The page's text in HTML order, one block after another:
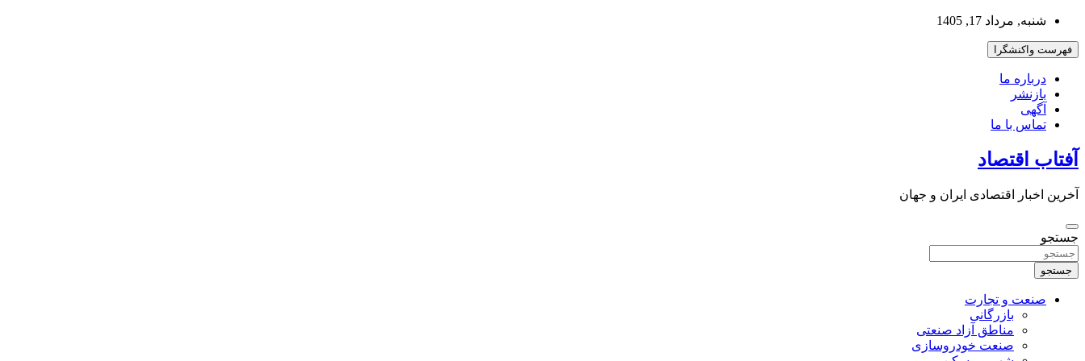
بروید
شنبه, مرداد 17, 1405
فهرست واکنشگرا
درباره ما
بازنشر
آگهی
تماس با ما
آفتاب اقتصاد
آخرین اخبار اقتصادی ایران و جهان
جستجو
جستجو
صنعت و تجارت
بازرگانی
مناطق آزاد صنعتی
صنعت خودروسازی